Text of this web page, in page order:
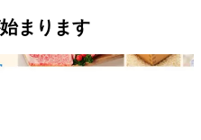
まります